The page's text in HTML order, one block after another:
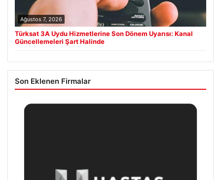
Ağustos 7, 2026
Türksat 3A Uydu Hizmetlerine Son Dönem Uyarısı: Kanal
Güncellemeleri Şart Halinde
Son Eklenen Firmalar